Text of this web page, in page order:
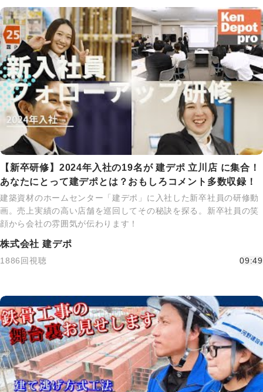
【新卒研修】2024年入社の19名が 建デポ 立川店 に集合！
あなたにとって建デポとは？おもしろコメント多数収録！
建築資材のホームセンター「建デポ」に入社した新卒社員の研修動
画。売上実績の高い店舗を巡回してその秘訣を探る。新卒社員の笑
顔から会社の雰囲気が伝わります！
株式会社 建デポ
1886回視聴 09:49